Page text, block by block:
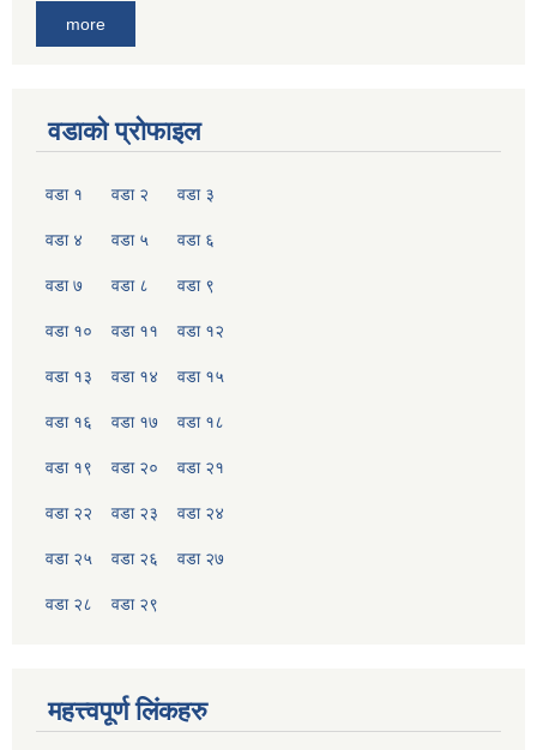
more
वडाको प्रोफाइल
वडा १ वडा २ वडा ३
वडा ४ वडा ५ वडा ६
वडा ७ वडा ८ वडा ९
वडा १० वडा ११ वडा १२
वडा १३ वडा १४ वडा १५
वडा १६ वडा १७ वडा १८
वडा १९ वडा २० वडा २१
वडा २२ वडा २३ वडा २४
वडा २५ वडा २६ वडा २७
वडा २८ वडा २९
महत्त्वपूर्ण लिंकहरु